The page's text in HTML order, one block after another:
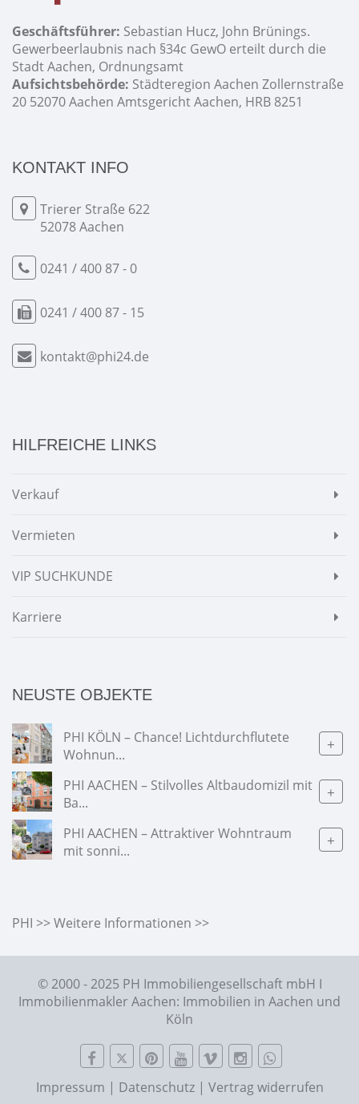
Geschäftsführer: Sebastian Hucz, John Brünings.
Gewerbeerlaubnis nach §34c GewO erteilt durch die
Stadt Aachen, Ordnungsamt
Aufsichtsbehörde: Städteregion Aachen Zollernstraße
20 52070 Aachen Amtsgericht Aachen, HRB 8251
KONTAKT INFO
Trierer Straße 622
52078 Aachen
0241 / 400 87 - 0
0241 / 400 87 - 15
kontakt@phi24.de
HILFREICHE LINKS
Verkauf
Vermieten
VIP SUCHKUNDE
Karriere
NEUSTE OBJEKTE
PHI KÖLN – Chance! Lichtdurchflutete
Wohnun...
+
PHI AACHEN – Stilvolles Altbaudomizil mit
Ba...
+
PHI AACHEN – Attraktiver Wohntraum
mit sonni...
+
PHI >> Weitere Informationen >>
© 2000 - 2025 PH Immobiliengesellschaft mbH I
Immobilienmakler Aachen: Immobilien in Aachen und
Köln
Impressum | Datenschutz| Vertrag widerrufen